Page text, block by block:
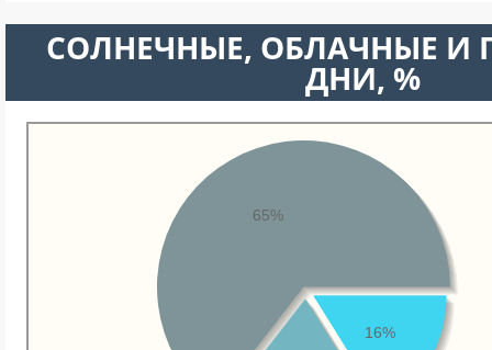
CОЛНЕЧНЫЕ, ОБЛАЧНЫЕ И
ДНИ, %
16%
65%